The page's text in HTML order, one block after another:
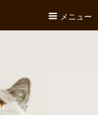
メニュー